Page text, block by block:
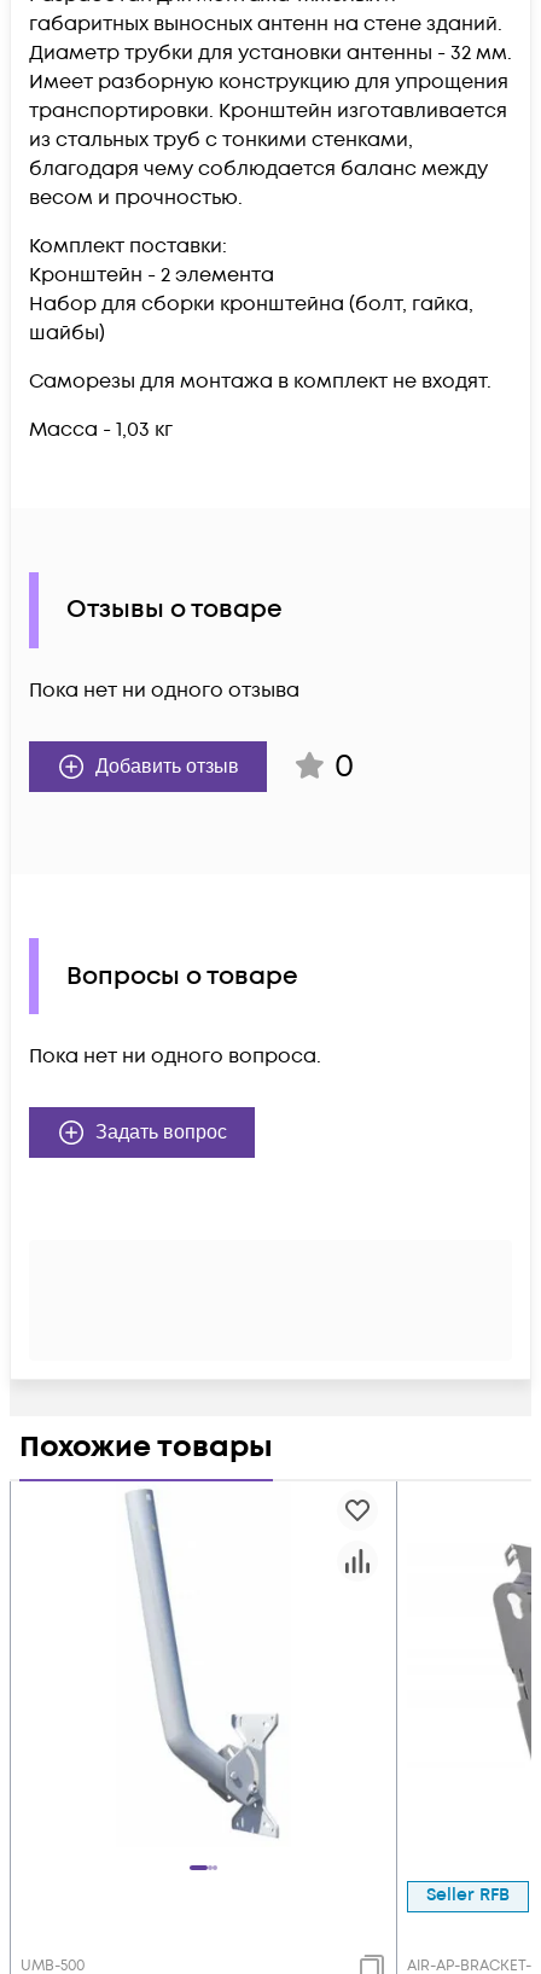
габаритных выносных антенн на стене зданий.
Диаметр трубки для установки антенны - 32 мм.
Имеет разборную конструкцию для упрощения
транспортировки. Кронштейн изготавливается
из стальных труб с тонкими стенками,
благодаря чему соблюдается баланс между
весом и прочностью.
Комплект поставки:
Кронштейн - 2 элемента
Набор для сборки кронштейна (болт, гайка,
шайбы)
Саморезы для монтажа в комплект не входят.
Масса - 1,03 кг
Отзывы о товаре
Пока нет ни одного отзыва
Добавить отзыв 0
Вопросы о товаре
Пока нет ни одного вопроса.
Задать вопрос
Похожие товары
UMB-500
Seller RFB
AIR-AP-BRACKET-1